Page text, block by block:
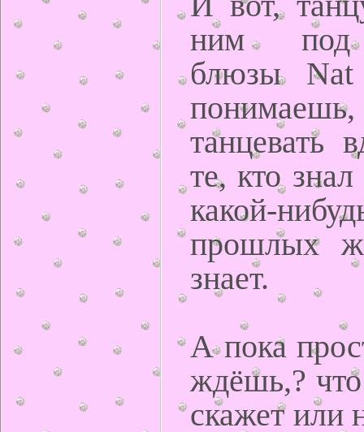
ним под
блюзы
танцевать
те, кто
какой-
прошлых
знает.
А пока
ждёшь,?
скажет или